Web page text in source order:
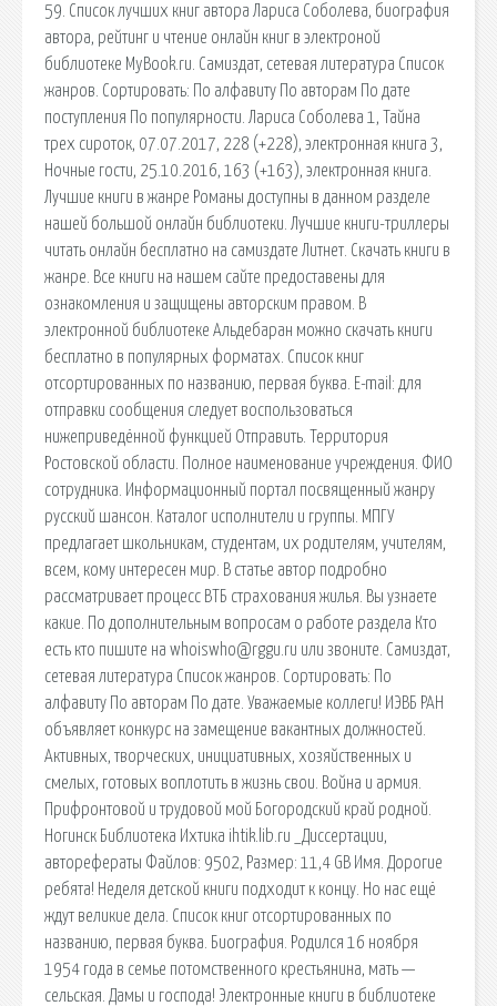
59. Список лучших книг автора Лариса Соболева, биография
автора, рейтинг и чтение онлайн книг в электроной
библиотеке MyBook.ru. Самиздат, сетевая литература Список
жанров. Сортировать: По алфавиту По авторам По дате
поступления По популярности. Лариса Соболева 1, Тайна
трех сироток, 07.07.2017, 228 (+228), электронная книга 3,
Ночные гости, 25.10.2016, 163 (+163), электронная книга.
Лучшие книги в жанре Романы доступны в данном разделе
нашей большой онлайн библиотеки. Лучшие книги-триллеры
читать онлайн бесплатно на самиздате Литнет. Скачать книги в
жанре. Все книги на нашем сайте предоставены для
ознакомления и защищены авторским правом. В
электронной библиотеке Альдебаран можно скачать книги
бесплатно в популярных форматах. Список книг
отсортированных по названию, первая буква. E-mail: для
отправки сообщения следует воспользоваться
нижеприведённой функцией Отправить. Территория
Ростовской области. Полное наименование учреждения. ФИО
сотрудника. Информационный портал посвященный жанру
русский шансон. Каталог исполнители и группы. МПГУ
предлагает школьникам, студентам, их родителям, учителям,
всем, кому интересен мир. В статье автор подробно
рассматривает процесс ВТБ страхования жилья. Вы узнаете
какие. По дополнительным вопросам о работе раздела Кто
есть кто пишите на whoiswho@rggu.ru или звоните. Самиздат,
сетевая литература Список жанров. Сортировать: По
алфавиту По авторам По дате. Уважаемые коллеги! ИЭВБ РАН
объявляет конкурс на замещение вакантных должностей.
Активных, творческих, инициативных, хозяйственных и
смелых, готовых воплотить в жизнь свои. Война и армия.
Прифронтовой и трудовой мой Богородский край родной.
Ногинск Библиотека Ихтика ihtik.lib.ru _Диссертации,
авторефераты Файлов: 9502, Размер: 11,4 GB Имя. Дорогие
ребята! Неделя детской книги подходит к концу. Но нас ещё
ждут великие дела. Список книг отсортированных по
названию, первая буква. Биография. Родился 16 ноября
1954 года в семье потомственного крестьянина, мать —
сельская. Дамы и господа! Электронные книги в библиотеке